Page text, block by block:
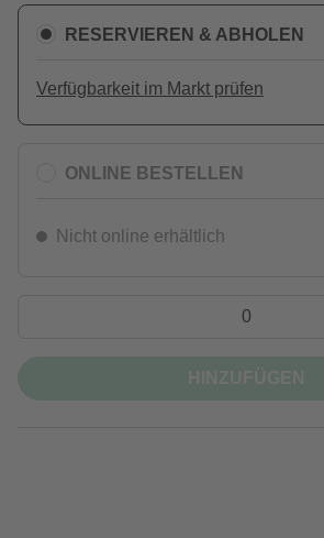
RESERVIEREN & ABHOLEN
Verfügbarkeit im Markt prüfen
ONLINE BESTELLEN
Nicht online erhältlich